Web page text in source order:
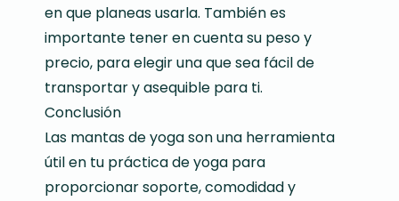
en que planeas usarla. También es
importante tener en cuenta su peso y
precio, para elegir una que sea fácil de
transportar y asequible para ti.
Conclusión
Las mantas de yoga son una herramienta
útil en tu práctica de yoga para
proporcionar soporte, comodidad y